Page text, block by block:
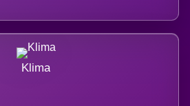
Klima